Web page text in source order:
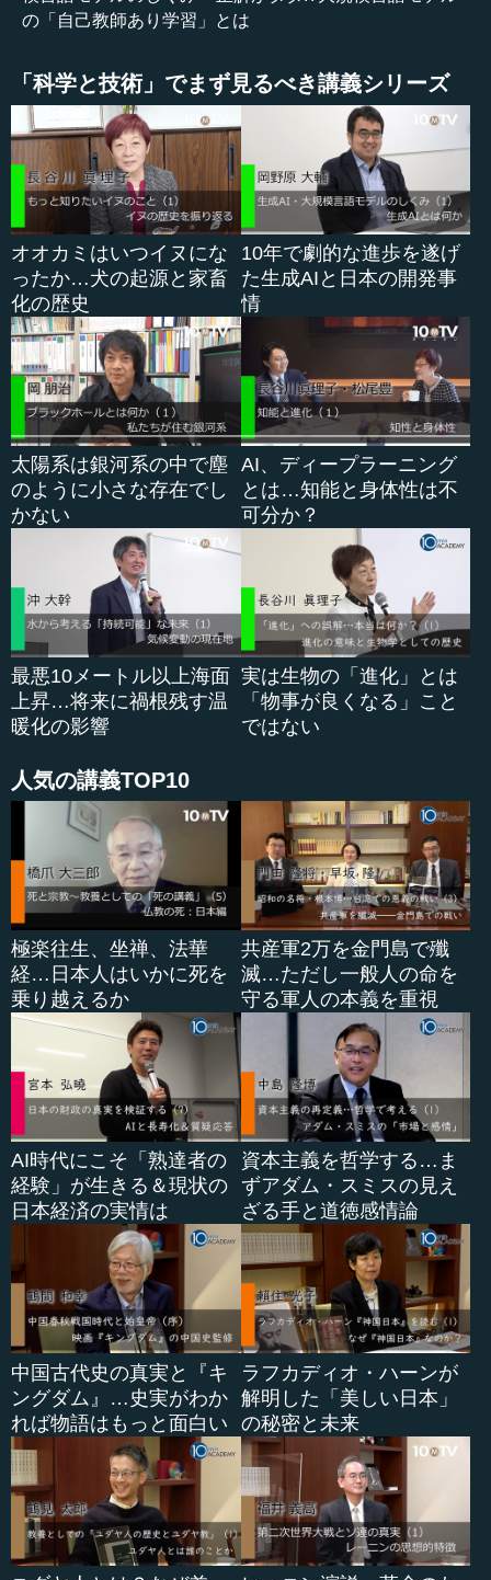
すいかという確率を用意します。例えば「は」が0.02（の
こういうふうに、何か文字列を生成しよう、確率を与え
ようという場合に、まず1単語目がどういう確率で出るか。
次に、1単語目に決めたものの次の2単語目に何が出やすい
かということで決める。3単語目は、1単語目と2単語目の次
に何が出やすいのかということを決める。こういう形で、
単語列というものに対して、これがサイコロを振ったらど
れくらいの確率で出るのかということを出せるようなモデ
ルが、言語モデルになっています。
―― そうすると、その先ほどから意味の部分の話をして
いますけれど、（むしろ）意味というよりは、確率でどれ
が確からしいかというところで並べ替えていくということ
ですね。
岡野原 そうです。まさに今、非常に重要なところを話し
てもらいました。人間ですとどうしても、こういう...
の「自己教師あり学習」とは
「科学と技術」でまず見るべき講義シリーズ
オオカミはいつイヌにな
ったか…犬の起源と家畜
化の歴史
10年で劇的な進歩を遂げ
た生成AIと日本の開発事
情
太陽系は銀河系の中で塵
のように小さな存在でし
かない
AI、ディープラーニング
とは…知能と身体性は不
可分か？
最悪10メートル以上海面
上昇…将来に禍根残す温
暖化の影響
実は生物の「進化」とは
「物事が良くなる」こと
ではない
人気の講義TOP10
極楽往生、坐禅、法華
経…日本人はいかに死を
乗り越えるか
共産軍2万を金門島で殲
滅…ただし一般人の命を
守る軍人の本義を重視
AI時代にこそ「熟達者の
経験」が生きる＆現状の
日本経済の実情は
資本主義を哲学する…ま
ずアダム・スミスの見え
ざる手と道徳感情論
中国古代史の真実と『キ
ングダム』…史実がわか
れば物語はもっと面白い
ラフカディオ・ハーンが
解明した「美しい日本」
の秘密と未来